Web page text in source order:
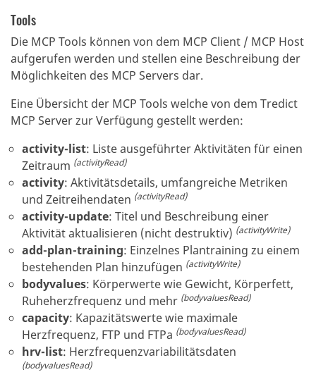
Tools
Die MCP Tools können von dem MCP Client / MCP Host
aufgerufen werden und stellen eine Beschreibung der
Möglichkeiten des MCP Servers dar.
Eine Übersicht der MCP Tools welche von dem Tredict
MCP Server zur Verfügung gestellt werden:
activity-list: Liste ausgeführter Aktivitäten für einen
Zeitraum (activityRead)
activity: Aktivitätsdetails, umfangreiche Metriken
und Zeitreihendaten (activityRead)
activity-update: Titel und Beschreibung einer
Aktivität aktualisieren (nicht destruktiv) (activityWrite)
add-plan-training: Einzelnes Plantraining zu einem
bestehenden Plan hinzufügen (activityWrite)
bodyvalues: Körperwerte wie Gewicht, Körperfett,
Ruheherzfrequenz und mehr (bodyvaluesRead)
capacity: Kapazitätswerte wie maximale
Herzfrequenz, FTP und FTPa (bodyvaluesRead)
hrv-list: Herzfrequenzvariabilitätsdaten
(bodyvaluesRead)